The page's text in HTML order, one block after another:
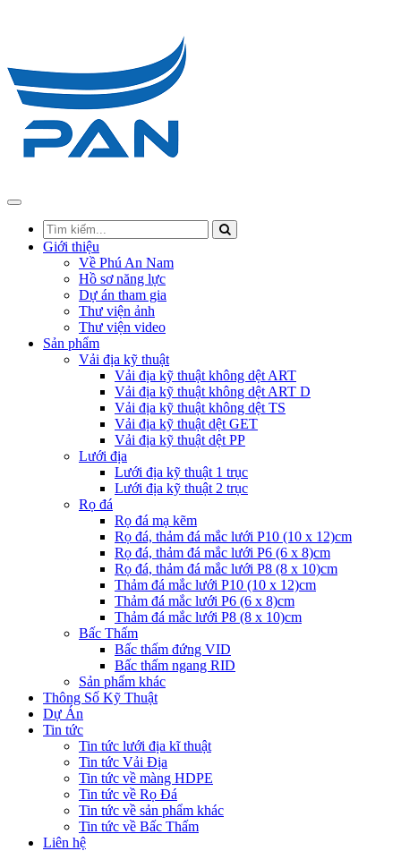
Giới thiệu
Về Phú An Nam
Hồ sơ năng lực
Dự án tham gia
Thư viện ảnh
Thư viện video
Sản phẩm
Vải địa kỹ thuật
Vải địa kỹ thuật không dệt ART
Vải địa kỹ thuật không dệt ART D
Vải địa kỹ thuật không dệt TS
Vải địa kỹ thuật dệt GET
Vải địa kỹ thuật dệt PP
Lưới địa
Lưới địa kỹ thuật 1 trục
Lưới địa kỹ thuật 2 trục
Rọ đá
Rọ đá mạ kẽm
Rọ đá, thảm đá mắc lưới P10 (10 x 12)cm
Rọ đá, thảm đá mắc lưới P6 (6 x 8)cm
Rọ đá, thảm đá mắc lưới P8 (8 x 10)cm
Thảm đá mắc lưới P10 (10 x 12)cm
Thảm đá mắc lưới P6 (6 x 8)cm
Thảm đá mắc lưới P8 (8 x 10)cm
Bấc Thấm
Bấc thấm đứng VID
Bấc thấm ngang RID
Sản phẩm khác
Thông Số Kỹ Thuật
Dự Án
Tin tức
Tin tức lưới địa kĩ thuật
Tin tức Vải Địa
Tin tức về màng HDPE
Tin tức về Rọ Đá
Tin tức về sản phẩm khác
Tin tức về Bấc Thấm
Liên hệ